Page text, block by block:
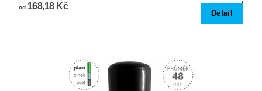
od168,18 Kč
Detail